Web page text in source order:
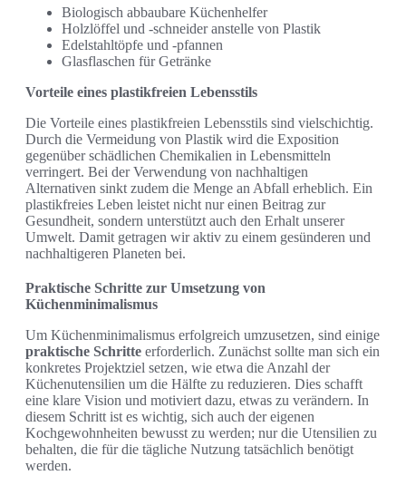
Biologisch abbaubare Küchenhelfer
Holzlöffel und -schneider anstelle von Plastik
Edelstahltöpfe und -pfannen
Glasflaschen für Getränke
Vorteile eines plastikfreien Lebensstils
Die Vorteile eines plastikfreien Lebensstils sind vielschichtig.
Durch die Vermeidung von Plastik wird die Exposition
gegenüber schädlichen Chemikalien in Lebensmitteln
verringert. Bei der Verwendung von nachhaltigen
Alternativen sinkt zudem die Menge an Abfall erheblich. Ein
plastikfreies Leben leistet nicht nur einen Beitrag zur
Gesundheit, sondern unterstützt auch den Erhalt unserer
Umwelt. Damit getragen wir aktiv zu einem gesünderen und
nachhaltigeren Planeten bei.
Praktische Schritte zur Umsetzung von
Küchenminimalismus
Um Küchenminimalismus erfolgreich umzusetzen, sind einige
praktische Schritte erforderlich. Zunächst sollte man sich ein
konkretes Projektziel setzen, wie etwa die Anzahl der
Küchenutensilien um die Hälfte zu reduzieren. Dies schafft
eine klare Vision und motiviert dazu, etwas zu verändern. In
diesem Schritt ist es wichtig, sich auch der eigenen
Kochgewohnheiten bewusst zu werden; nur die Utensilien zu
behalten, die für die tägliche Nutzung tatsächlich benötigt
werden.